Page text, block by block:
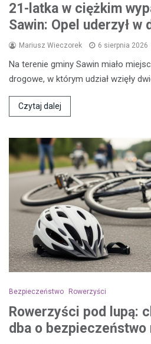
21-latka w ciężkim
Sawin: Opel uderzył w
Mariusz Wieczorek 6 sierpnia 2026
Na terenie gminy Sawin miało
drogowe, w którym udział wzięły
Czytaj dalej
Bezpieczeństwo Rowerzyści
Rowerzyści pod lupą:
dba o bezpieczeństwo